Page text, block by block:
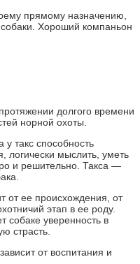
прямому назначению,
собаки. Хороший компаньон
долгого времени
норной охоты.
у такс способность
логически мыслить, уметь
и решительно. Такса —
от ее происхождения, от
этап в ее роду.
собаке уверенность в
страсть.
от воспитания и